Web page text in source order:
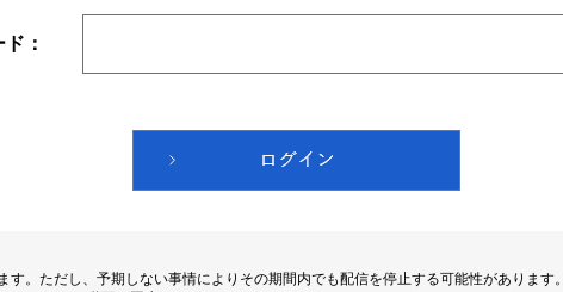
：
す。ただし、予期しない事情によりその期間内でも配信を停止する可能性があります